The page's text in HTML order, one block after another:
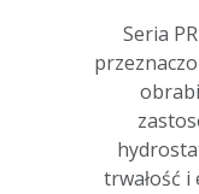
Seria
trwałość